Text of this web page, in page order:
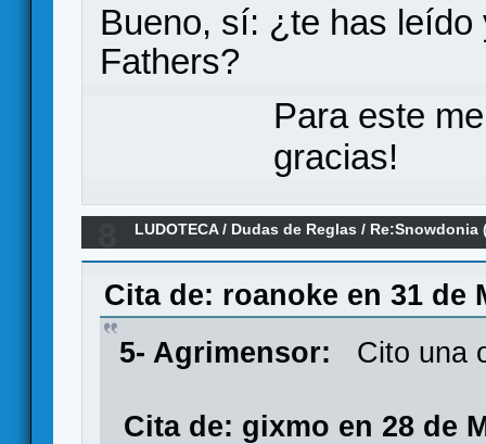
Bueno, sí: ¿te has
Fathers?
Para este
gracias!
LUDOTECA/ Dudas de Reglas / Re:Snowdonia
Cita de: roanoke en 31 de
5- Agrimensor: Cito una
Cita de: gixmo en 28 de